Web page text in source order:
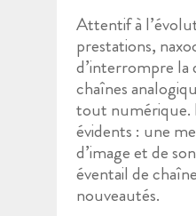
Attentif à
prestations,
d’interrompre la
chaînes
tout numérique.
évidents : une
d’image et de
éventail de
nouveautés.